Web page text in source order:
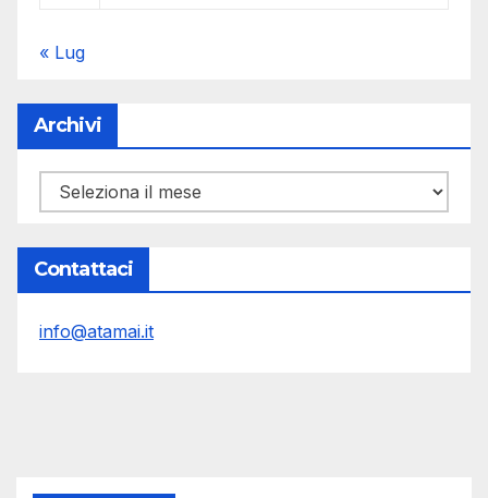
« Lug
Archivi
Archivi
Contattaci
info@atamai.it